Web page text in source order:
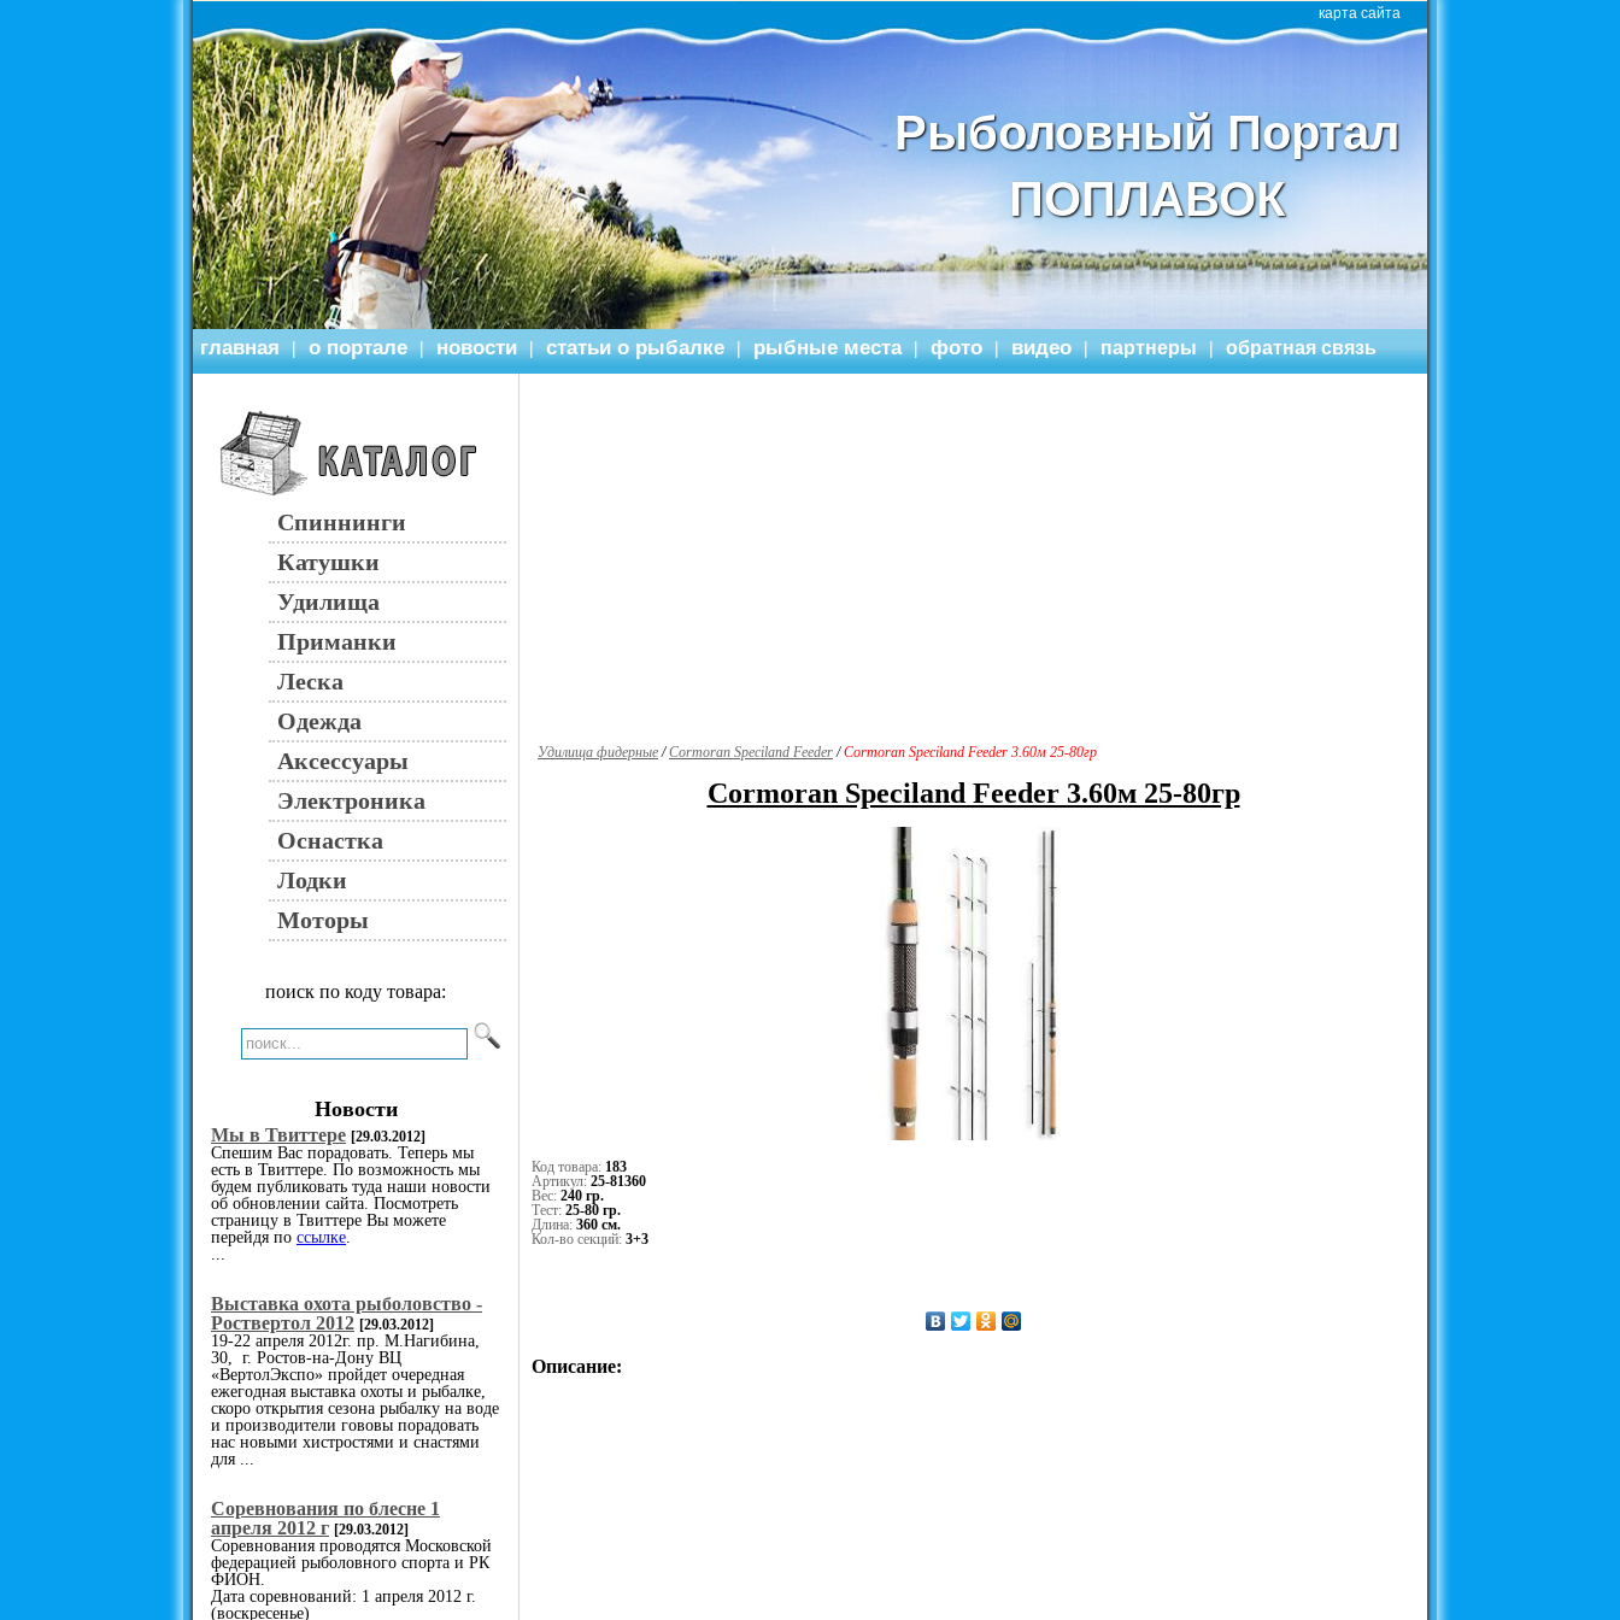
главная | о портале | новости | статьи о рыбалке | рыбные места | фото | видео | партнеры | обратная связь
карта сайта
Рыболовный Портал
ПОПЛАВОК
Спиннинги
Катушки
Удилища
Приманки
Леска
Одежда
Аксессуары
Электроника
Оснастка
Лодки
Моторы
поиск по коду товара:
Новости
Мы в Твиттере [29.03.2012]
Спешим Вас порадовать. Теперь мы
есть в Твиттере. По возможность мы
будем публиковать туда наши новости
об обновлении сайта. Посмотреть
страницу в Твиттере Вы можете
перейдя по ссылке
Выставка охота рыболовство -
Роствертол 2012 [29.03.2012]
19-22 апреля 2012г. пр. М.Нагибина,
30, г. Ростов-на-Дону ВЦ
«ВертолЭкспо» пройдет очередная
ежегодная выставка охоты и рыбалке,
скоро открытия сезона рыбалку на воде
и производители гововы порадовать
нас новыми хистростями и снастями
для ...
Cоревнования по блесне 1
апреля 2012 г [29.03.2012]
Соревнования проводятся Московской
федерацией рыболовного спорта и РК
ФИОН.
Дата соревнований: 1 апреля 2012 г.
(воскресенье)
Удилища фидерные/Cormoran Speciland Feeder/Cormoran Speciland Feeder 3.60м 25-80гр
Cormoran Speciland Feeder 3.60м 25-80гр
Код товара: 183
Артикул: 25-81360
Вес: 240 гр.
Тест: 25-80 гр.
Длина: 360 см.
Кол-во секций: 3+3
Описание: